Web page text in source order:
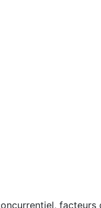
facteurs